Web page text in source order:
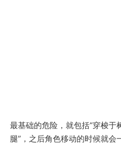
最基础的危险，就包括“穿梭于
腿”，之后角色移动的时候就